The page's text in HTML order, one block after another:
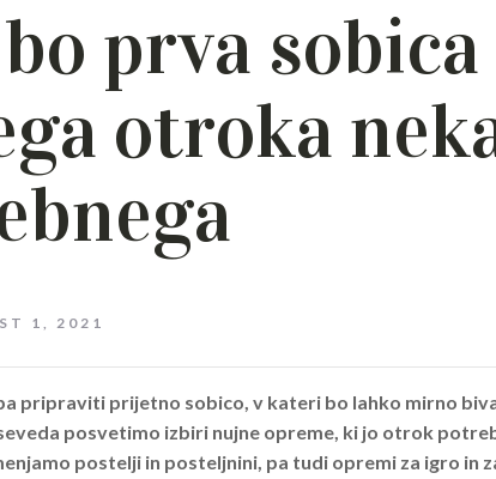
prva sobica
otroka
1, 2021
pripraviti prijetno sobico, v kateri bo lahko mirno
posvetimo izbiri nujne opreme, ki jo otrok
postelji in posteljnini, pa tudi opremi za igro in